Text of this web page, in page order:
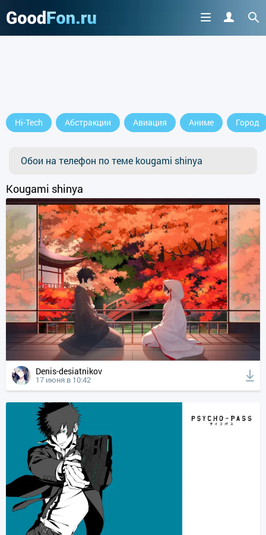
Hi-Tech Абстракции Авиация Аниме Город
Обои на телефон по теме kougami shinya
Kougami shinya
Denis-desiatnikov
17 июня в 10:42